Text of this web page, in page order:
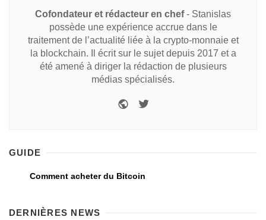
Cofondateur et rédacteur en chef- Stanislas
possède une expérience accrue dans le
traitement de l’actualité liée à la crypto-monnaie et
la blockchain. Il écrit sur le sujet depuis 2017 et a
été amené à diriger la rédaction de plusieurs
médias spécialisés.
GUIDE
Comment acheter du Bitcoin
DERNIÈRES NEWS